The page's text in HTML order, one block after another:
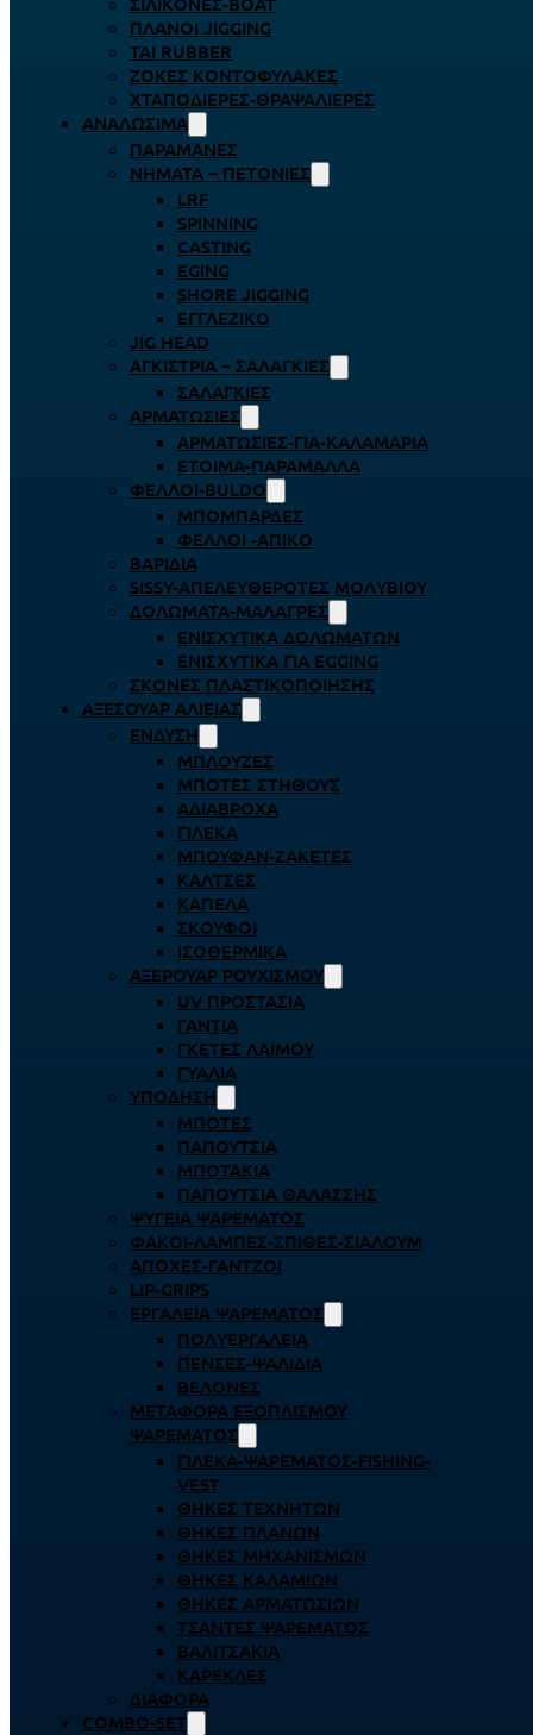
ΠΛΆΝΟΙ JIGGING
TAI RUBBER
ΖΌΚΕΣ ΚΟΝΤΟΦΎΛΑΚΕΣ
ΧΤΑΠΟΔΙΈΡΕΣ-ΘΡΑΨΑΛΙΈΡΕΣ
ΑΝΑΛΏΣΙΜΑ
ΠΑΡΑΜΆΝΕΣ
ΝΉΜΑΤΑ – ΠΕΤΟΝΙΈΣ
LRF
SPINNING
CASTING
EGING
SHORE JIGGING
ΕΓΓΛΈΖΙΚΟ
JIG HEAD
ΑΓΚΊΣΤΡΙΑ – ΣΑΛΑΓΚΙΈΣ
ΣΑΛΑΓΚΙΈΣ
ΑΡΜΑΤΩΣΙΈΣ
ΑΡΜΑΤΩΣΙΈΣ-ΓΙΑ-ΚΑΛΑΜΆΡΙΑ
ΈΤΟΙΜΑ-ΠΑΡΆΜΑΛΛΑ
ΦΕΛΛΟΊ-BULDO
ΜΠΟΜΠΆΡΔΕΣ
ΦΕΛΛΟΊ -ΑΠΊΚΟ
ΒΑΡΊΔΙΑ
SISSY-ΑΠΕΛΕΥΘΕΡΟΤΈΣ ΜΟΛΥΒΙΟΎ
ΔΟΛΏΜΑΤΑ-ΜΑΛΆΓΡΕΣ
ΕΝΙΣΧΥΤΙΚΆ ΔΟΛΩΜΆΤΩΝ
ΕΝΙΣΧΥΤΙΚΆ ΓΙΑ EGGING
ΣΚΌΝΕΣ ΠΛΑΣΤΙΚΟΠΟΊΗΣΗΣ
ΑΞΕΣΟΥΆΡ ΑΛΙΕΊΑΣ
ΈΝΔΥΣΗ
ΜΠΛΟΎΖΕΣ
ΜΠΌΤΕΣ ΣΤΉΘΟΥΣ
ΑΔΙΆΒΡΟΧΑ
ΓΙΛΈΚΑ
ΜΠΟΥΦΆΝ-ΖΑΚΈΤΕΣ
ΚΆΛΤΣΕΣ
ΚΑΠΈΛΑ
ΣΚΟΎΦΟΙ
ΙΣΟΘΕΡΜΙΚΆ
ΑΞΕΡΟΥΆΡ ΡΟΥΧΙΣΜΟΎ
UV ΠΡΟΣΤΑΣΊΑ
ΓΆΝΤΙΑ
ΓΚΈΤΕΣ ΛΑΊΜΟΥ
ΓΥΑΛΙΆ
ΥΠΌΔΗΣΗ
ΜΠΌΤΕΣ
ΠΑΠΟΎΤΣΙΑ
ΜΠΟΤΆΚΙΑ
ΠΑΠΟΎΤΣΙΑ ΘΑΛΆΣΣΗΣ
ΨΥΓΕΊΑ ΨΑΡΈΜΑΤΟΣ
ΦΑΚΟΊ-ΛΆΜΠΕΣ-ΣΠΊΘΕΣ-ΣΊΑΛΟΥΜ
ΑΠΌΧΕΣ-ΓΆΝΤΖΟΙ
LIP-GRIPS
EΡΓΑΛΕΊΑ ΨΑΡΈΜΑΤΟΣ
ΠΟΛΥΕΡΓΑΛΕΊΑ
ΠΈΝΣΕΣ-ΨΑΛΊΔΙΑ
ΒΕΛΌΝΕΣ
ΜΕΤΑΦΟΡΆ ΕΞΟΠΛΙΣΜΟΎ
ΨΑΡΈΜΑΤΟΣ
ΓΙΛΈΚΑ-ΨΑΡΈΜΑΤΟΣ-FISHING-
VEST
ΘΉΚΕΣ ΤΕΧΝΗΤΏΝ
ΘΉΚΕΣ ΠΛΆΝΩΝ
ΘΉΚΕΣ ΜΗΧΑΝΙΣΜΏΝ
ΘΉΚΕΣ ΚΑΛΑΜΙΏΝ
ΘΉΚΕΣ ΑΡΜΑΤΩΣΙΏΝ
ΤΣΆΝΤΕΣ ΨΑΡΈΜΑΤΟΣ
ΒΑΛΙΤΣΆΚΙΑ
ΚΑΡΈΚΛΕΣ
ΔΙΆΦΟΡΑ
COMBO-SET